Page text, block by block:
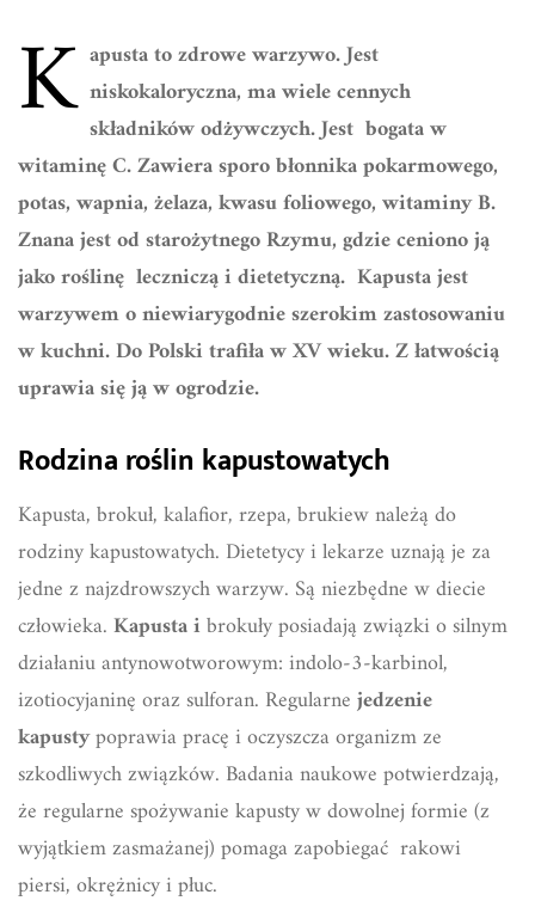
K apusta to zdrowe warzywo. Jest
niskokaloryczna, ma wiele cennych
składników odżywczych. Jest bogata w
witaminę C. Zawiera sporo błonnika pokarmowego,
potas, wapnia, żelaza, kwasu foliowego, witaminy B.
Znana jest od starożytnego Rzymu, gdzie ceniono ją
jako roślinę leczniczą i dietetyczną. Kapusta jest
warzywem o niewiarygodnie szerokim zastosowaniu
w kuchni. Do Polski trafiła w XV wieku. Z łatwością
uprawia się ją w ogrodzie.
Rodzina roślin kapustowatych
Kapusta, brokuł, kalafior, rzepa, brukiew należą do
rodziny kapustowatych. Dietetycy i lekarze uznają je za
jedne z najzdrowszych warzyw. Są niezbędne w diecie
człowieka.Kapusta ibrokuły posiadają związki o silnym
działaniu antynowotworowym: indolo-3-karbinol,
izotiocyjaninę oraz sulforan. Regularnejedzenie
kapustypoprawia pracę i oczyszcza organizm ze
szkodliwych związków. Badania naukowe potwierdzają,
że regularne spożywanie kapusty w dowolnej formie (z
wyjątkiem zasmażanej) pomaga zapobiegać rakowi
piersi, okrężnicy i płuc.